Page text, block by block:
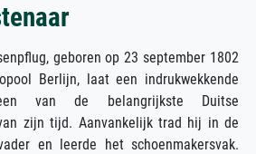
geboren op 23 september 1802
Berlijn, laat een indrukwekkende
van de belangrijkste Duitse
zijn tijd. Aanvankelijk trad hij in de
en leerde het schoenmakersvak.